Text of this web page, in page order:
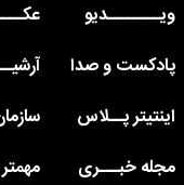
ویــــــــدیو
پادکست و صدا
اینتیتر پــلاس
مجله خبـــری